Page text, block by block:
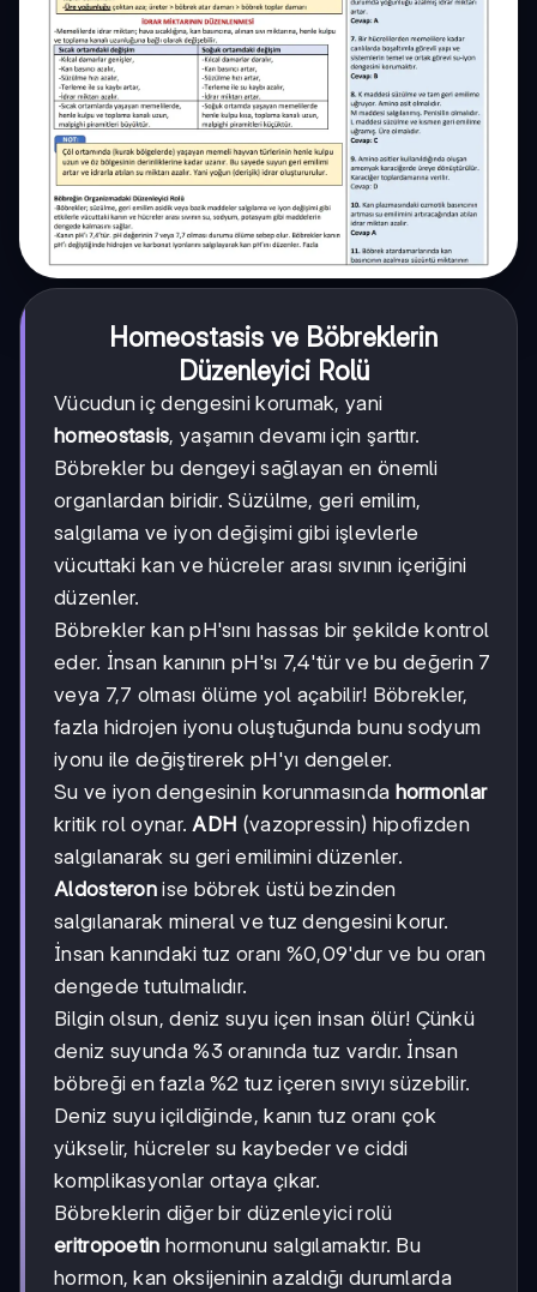
Homeostasis ve Böbreklerin
Düzenleyici Rolü
Vücudun iç dengesini korumak, yani
homeostasis, yaşamın devamı için şarttır.
Böbrekler bu dengeyi sağlayan en önemli
organlardan biridir. Süzülme, geri emilim,
salgılama ve iyon değişimi gibi işlevlerle
vücuttaki kan ve hücreler arası sıvının içeriğini
düzenler.
Böbrekler kan pH'sını hassas bir şekilde kontrol
eder. İnsan kanının pH'sı 7,4'tür ve bu değerin 7
veya 7,7 olması ölüme yol açabilir! Böbrekler,
fazla hidrojen iyonu oluştuğunda bunu sodyum
iyonu ile değiştirerek pH'yı dengeler.
Su ve iyon dengesinin korunmasında hormonlar
kritik rol oynar.ADH (vazopressin) hipofizden
salgılanarak su geri emilimini düzenler.
Aldosteron ise böbrek üstü bezinden
salgılanarak mineral ve tuz dengesini korur.
İnsan kanındaki tuz oranı %0,09'dur ve bu oran
dengede tutulmalıdır.
Bilgin olsun, deniz suyu içen insan ölür! Çünkü
deniz suyunda %3 oranında tuz vardır. İnsan
böbreği en fazla %2 tuz içeren sıvıyı süzebilir.
Deniz suyu içildiğinde, kanın tuz oranı çok
yükselir, hücreler su kaybeder ve ciddi
komplikasyonlar ortaya çıkar.
Böbreklerin diğer bir düzenleyici rolü
eritropoetin hormonunu salgılamaktır. Bu
hormon, kan oksijeninin azaldığı durumlarda